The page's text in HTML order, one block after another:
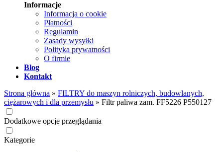
Informacje
Informacja o cookie
Płatności
Regulamin
Zasady wysyłki
Polityka prywatności
O firmie
Blog
Kontakt
Strona główna » FILTRY do maszyn rolniczych, budowlanych,
ciężarowych i dla przemysłu » Filtr paliwa zam. FF5226 P550127
Dodatkowe opcje przeglądania
Kategorie